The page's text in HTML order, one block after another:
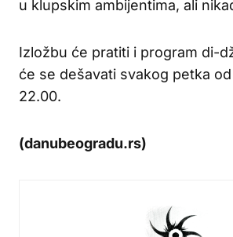
u klupskim ambijentima, ali
Izložbu će pratiti i program di-
će se dešavati svakog petka od
22.00.
(danubeogradu.rs)